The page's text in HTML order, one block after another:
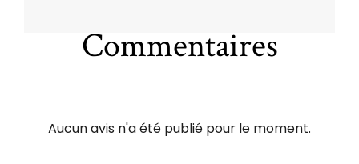
Commentaires
Aucun avis n'a été publié pour le moment.